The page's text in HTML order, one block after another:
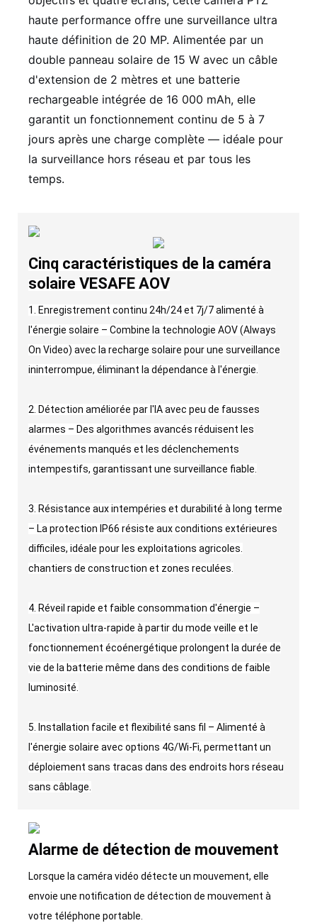
haute performance offre une surveillance ultra
haute définition de 20 MP. Alimentée par un
double panneau solaire de 15 W avec un câble
d'extension de 2 mètres et une batterie
rechargeable intégrée de 16 000 mAh, elle
garantit un fonctionnement continu de 5 à 7
jours après une charge complète — idéale pour
la surveillance hors réseau et par tous les
temps.
Cinq caractéristiques de la caméra
solaire VESAFE AOV
1. Enregistrement continu 24h/24 et 7j/7 alimenté à
l'énergie solaire – Combine la technologie AOV (Always
On Video) avec la recharge solaire pour une surveillance
ininterrompue, éliminant la dépendance à l'énergie.
2. Détection améliorée par l'IA avec peu de fausses
alarmes – Des algorithmes avancés réduisent les
événements manqués et les déclenchements
intempestifs, garantissant une surveillance fiable.
3. Résistance aux intempéries et durabilité à long terme
– La protection IP66 résiste aux conditions extérieures
difficiles, idéale pour les exploitations agricoles.
chantiers de construction et zones reculées.
4. Réveil rapide et faible consommation d'énergie –
L'activation ultra-rapide à partir du mode veille et le
fonctionnement écoénergétique prolongent la durée de
vie de la batterie même dans des conditions de faible
luminosité.
5. Installation facile et flexibilité sans fil – Alimenté à
l'énergie solaire avec options 4G/Wi-Fi, permettant un
déploiement sans tracas dans des endroits hors réseau
sans câblage.
Alarme de détection de mouvement
Lorsque la caméra vidéo détecte un mouvement, elle
envoie une notification de détection de mouvement à
votre téléphone portable.